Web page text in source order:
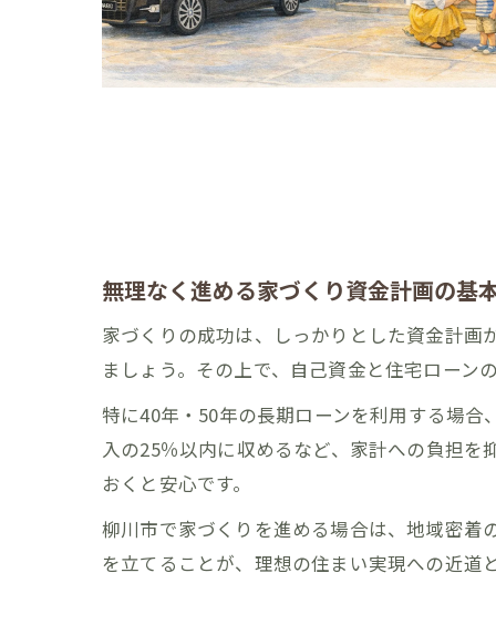
無理なく進める家づくり資金計画の基
家づくりの成功は、しっかりとした資金計画
ましょう。その上で、自己資金と住宅ローン
特に40年・50年の長期ローンを利用する場
入の25％以内に収めるなど、家計への負担
おくと安心です。
柳川市で家づくりを進める場合は、地域密着
を立てることが、理想の住まい実現への近道